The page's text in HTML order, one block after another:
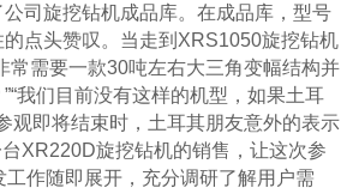
司旋挖钻机成品库。在成品库，型号
点头赞叹。当走到XRS1050旋挖钻机
常需要一款30吨左右大三角变幅结构并
我们目前没有这样的机型，如果土耳
观即将结束时，土耳其朋友意外的表示
XR220D旋挖钻机的销售，让这次参
作随即展开，充分调研了解用户需